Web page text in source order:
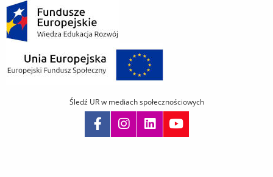
Śledź UR w mediach społecznościowych